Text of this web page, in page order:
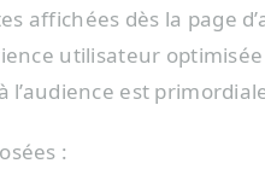
affichées dès la page
utilisateur
l’audience est
: